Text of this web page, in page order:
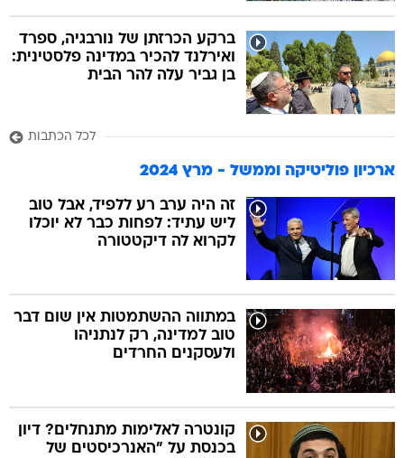
ברקע הכרזתן של נורבגיה, ספרד
ואירלנד להכיר במדינה פלסטינית:
בן גביר עלה להר הבית
לכל הכתבות
ארכיון פוליטיקה וממשל - מרץ 2024
זה היה ערב רע ללפיד, אבל טוב
ליש עתיד: לפחות כבר לא יוכלו
לקרוא לה דיקטטורה
במתווה ההשתמטות אין שום דבר
טוב למדינה, רק לנתניהו
ולעסקנים החרדים
קונטרה לאלימות מתנחלים? דיון
בכנסת על "האנרכיסטים של